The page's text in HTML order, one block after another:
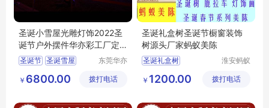
圣诞小雪屋光雕灯饰2022圣
诞节户外摆件华亦彩工厂定
制免费设计
圣诞节 圣诞雪屋
造型灯出口
东莞华亦
艺有限公
￥ 6800.00 拨打电话
圣诞礼盒树圣诞节橱窗装饰
树源头厂家蚂蚁美陈
圣诞礼盒树
淮安蚂蚁
制作有限
￥ 1200.00 拨打电话